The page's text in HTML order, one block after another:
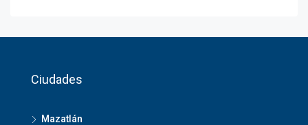
Ciudades
Mazatlán